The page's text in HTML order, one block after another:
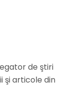
de ştiri
şi articole din